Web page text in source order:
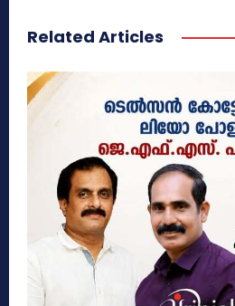
Related Articles